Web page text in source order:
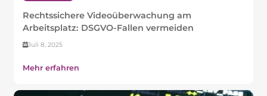
Rechtssichere Videoüberwachung am
Arbeitsplatz: DSGVO-Fallen vermeiden
Juli 8, 2025
Mehr erfahren